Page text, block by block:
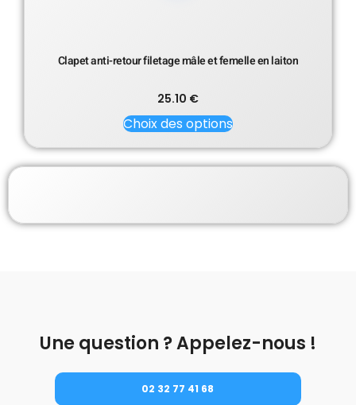
Clapet anti-retour filetage mâle et femelle en laiton
25.10 €
Choix des options
Une question ? Appelez-nous !
02 32 77 41 68